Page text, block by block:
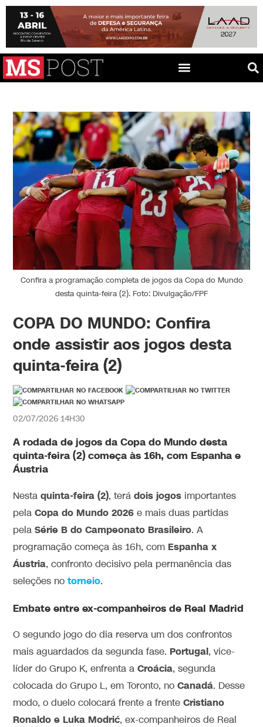
Confira a programação completa de jogos da Copa do Mundo
desta quinta-feira (2). Foto: Divulgação/FPF
COPA DO MUNDO: Confira
onde assistir aos jogos desta
quinta-feira (2)
02/07/2026 14H30
A rodada de jogos da Copa do Mundo desta
quinta-feira (2) começa às 16h, com Espanha e
Áustria
Nestaquinta-feira (2), terádois jogos importantes
pela Copa do Mundo 2026 e mais duas partidas
pela Série B do Campeonato Brasileiro. A
programação começa às 16h, com Espanha x
Áustria, confronto decisivo pela permanência das
seleções notorneio.
Embate entre ex-companheiros de Real Madrid
O segundo jogo do dia reserva um dos confrontos
mais aguardados da segunda fase. Portugal, vice-
líder do Grupo K, enfrenta aCroácia, segunda
colocada do Grupo L, em Toronto, noCanadá. Desse
modo, o duelo colocará frente a frenteCristiano
Ronaldo e Luka Modrić, ex-companheiros de Real